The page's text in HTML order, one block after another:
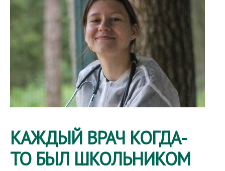
КАЖДЫЙ ВРАЧ КОГДА-
ТО БЫЛ ШКОЛЬНИКОМ